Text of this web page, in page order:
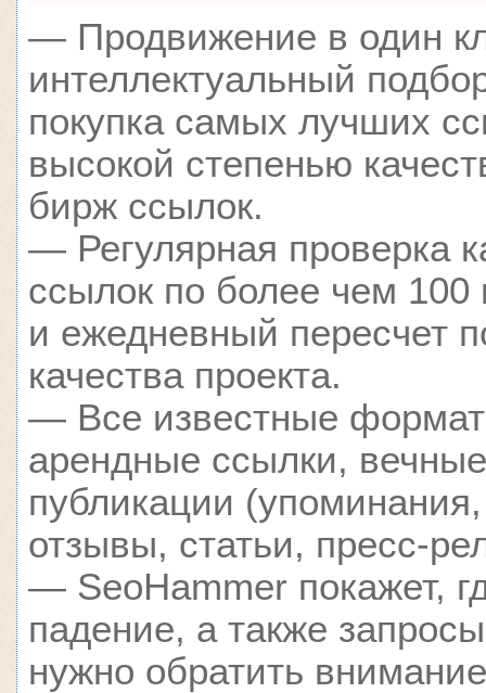
— Продвижение в один
интеллектуальный
покупка самых лучших
высокой степенью
бирж ссылок.
— Регулярная проверка
ссылок по более чем 100
и ежедневный пересчет
качества проекта.
— Все известные
арендные ссылки,
публикации
отзывы, статьи, пресс-
— SeoHammer покажет,
падение, а также
нужно обратить